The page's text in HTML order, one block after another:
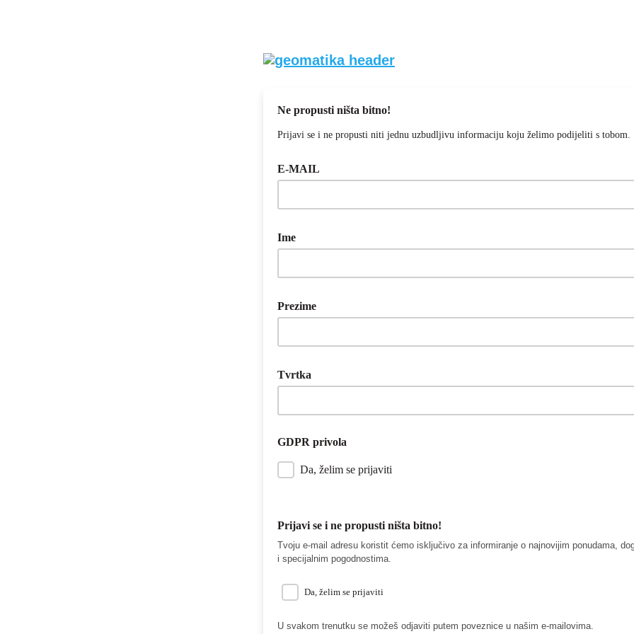
Ne propusti ništa bitno!
Prijavi se i ne propusti niti jednu uzbudljivu informaciju koju želimo podijeliti s tobom.
E-MAIL
Ime
Prezime
Tvrtka
GDPR privola
Da, želim se prijaviti
Prijavi se i ne propusti ništa bitno!
Tvoju e-mail adresu koristit ćemo isključivo za informiranje o najnovijim ponudama,
i specijalnim pogodnostima.
Da, želim se prijaviti
U svakom trenutku se možeš odjaviti putem poveznice u našim e-mailovima.